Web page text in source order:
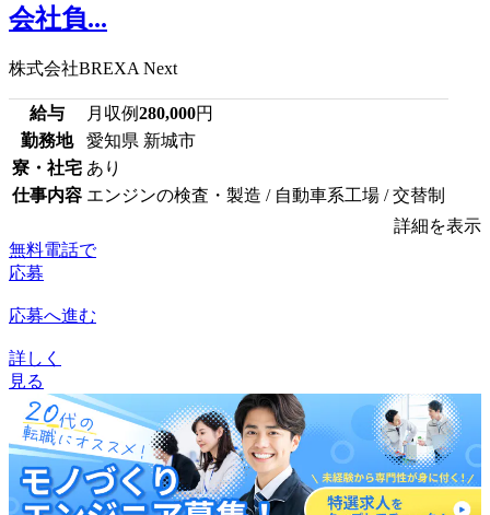
会社負...
株式会社BREXA Next
給与 月収例280,000円
勤務地
愛知県 新城市
寮・社宅 あり
仕事内容 エンジンの検査・製造 / 自動車系工場 / 交替制
詳細を表示
無料電話で
応募
応募へ進む
詳しく
見る